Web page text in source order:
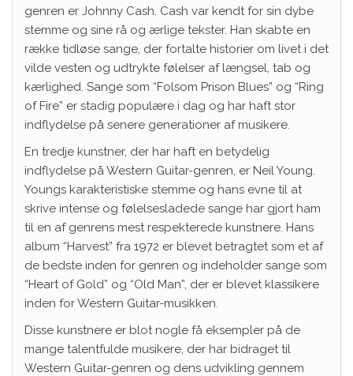
genren er Johnny Cash. Cash var kendt for sin dybe
stemme og sine rå og ærlige tekster. Han skabte en
række tidløse sange, der fortalte historier om livet i det
vilde vesten og udtrykte følelser af længsel, tab og
kærlighed. Sange som “Folsom Prison Blues” og “Ring
of Fire” er stadig populære i dag og har haft stor
indflydelse på senere generationer af musikere.
En tredje kunstner, der har haft en betydelig
indflydelse på Western Guitar-genren, er Neil Young.
Youngs karakteristiske stemme og hans evne til at
skrive intense og følelsesladede sange har gjort ham
til en af genrens mest respekterede kunstnere. Hans
album “Harvest” fra 1972 er blevet betragtet som et af
de bedste inden for genren og indeholder sange som
“Heart of Gold” og “Old Man”, der er blevet klassikere
inden for Western Guitar-musikken.
Disse kunstnere er blot nogle få eksempler på de
mange talentfulde musikere, der har bidraget til
Western Guitar-genren og dens udvikling gennem